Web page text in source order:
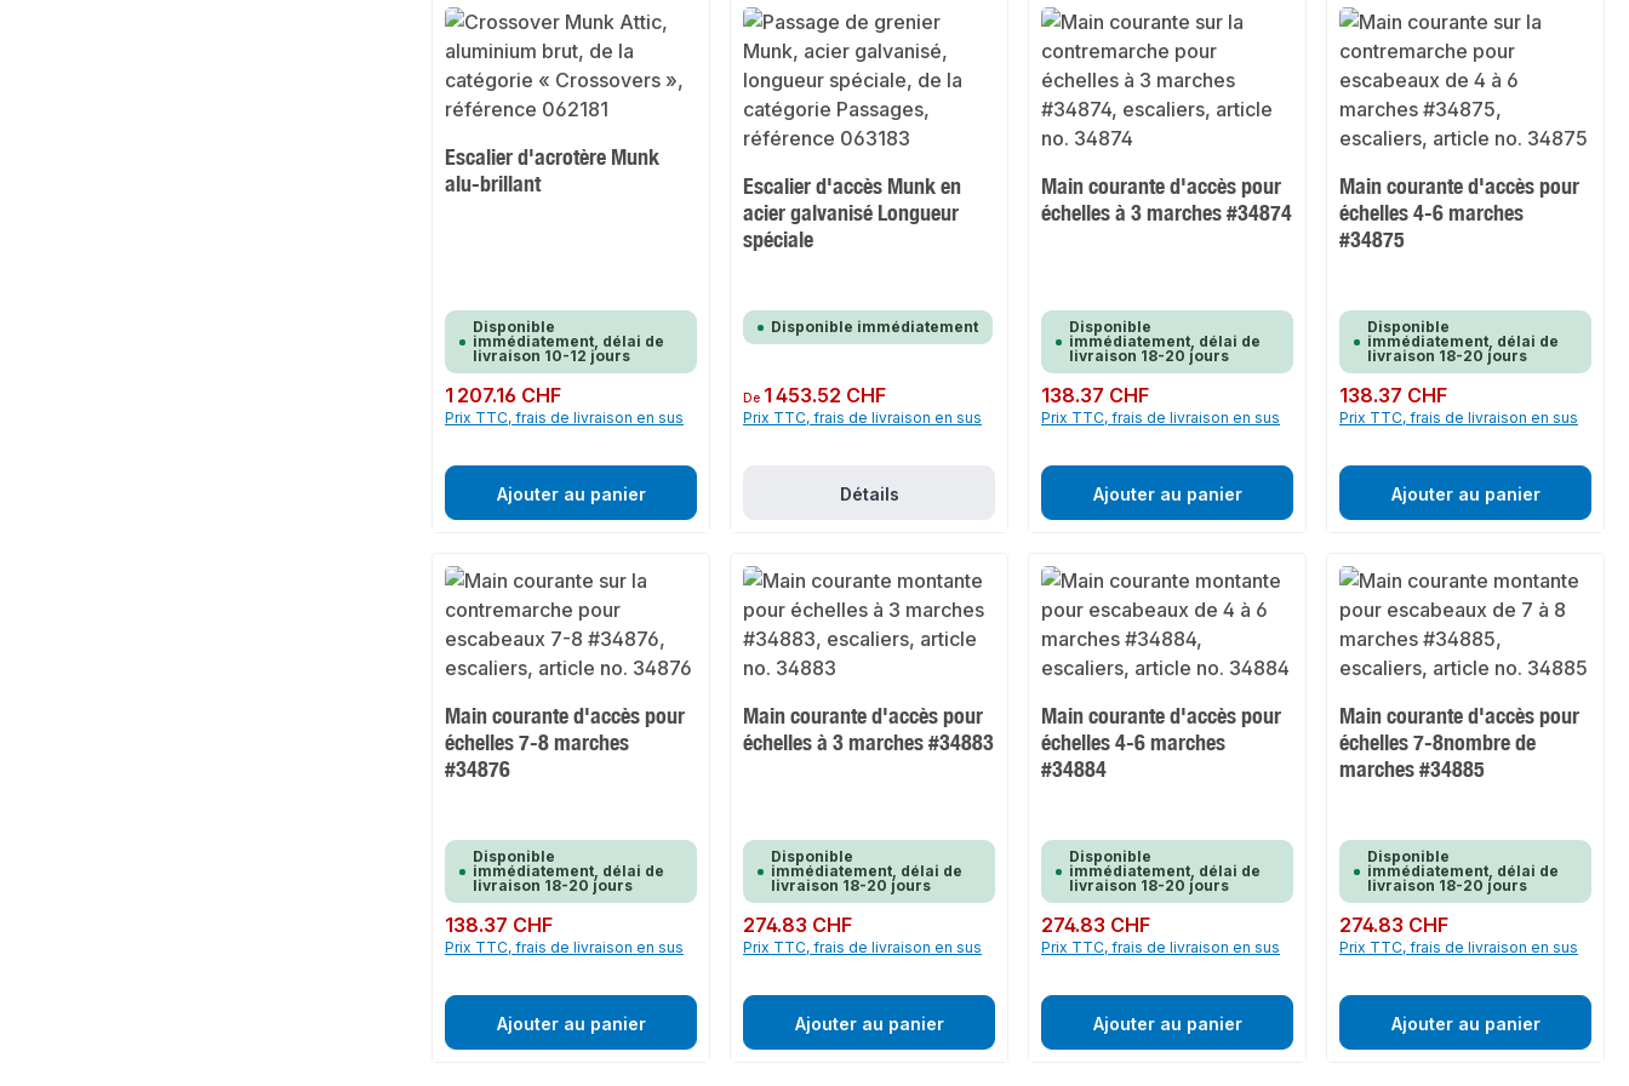
Escalier d'acrotère Munk
alu-brillant
Disponible
immédiatement, délai de
livraison 10-12 jours
Prix régulier :
1 207.16 CHF
Prix TTC, frais de livraison en sus
Ajouter au panier
Escalier d'accès Munk en
acier galvanisé Longueur
spéciale
Disponible immédiatement
Prix régulier :
De 1 453.52 CHF
Prix TTC, frais de livraison en sus
Détails
Main courante d'accès pour
échelles à 3 marches #34874
Disponible
immédiatement, délai de
livraison 18-20 jours
Prix régulier :
138.37 CHF
Prix TTC, frais de livraison en sus
Ajouter au panier
Main courante d'accès pour
échelles 4-6 marches
#34875
Disponible
immédiatement, délai de
livraison 18-20 jours
Prix régulier :
138.37 CHF
Prix TTC, frais de livraison en sus
Ajouter au panier
Main courante d'accès pour
échelles 7-8 marches
#34876
Disponible
immédiatement, délai de
livraison 18-20 jours
Prix régulier :
138.37 CHF
Prix TTC, frais de livraison en sus
Ajouter au panier
Main courante d'accès pour
échelles à 3 marches #34883
Disponible
immédiatement, délai de
livraison 18-20 jours
Prix régulier :
274.83 CHF
Prix TTC, frais de livraison en sus
Ajouter au panier
Main courante d'accès pour
échelles 4-6 marches
#34884
Disponible
immédiatement, délai de
livraison 18-20 jours
Prix régulier :
274.83 CHF
Prix TTC, frais de livraison en sus
Ajouter au panier
Main courante d'accès pour
échelles 7-8nombre de
marches #34885
Disponible
immédiatement, délai de
livraison 18-20 jours
Prix régulier :
274.83 CHF
Prix TTC, frais de livraison en sus
Ajouter au panier